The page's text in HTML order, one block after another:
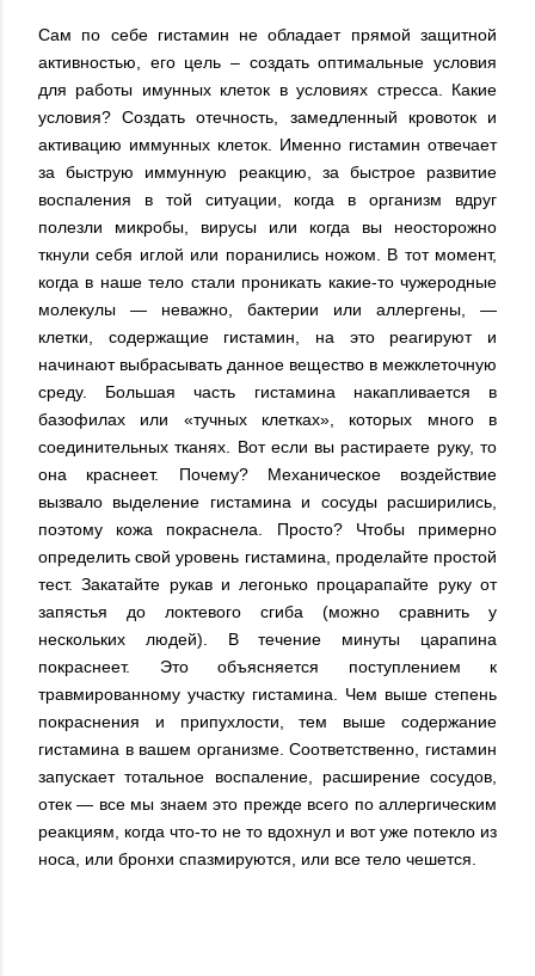
Сам по себе гистамин не обладает прямой защитной
активностью, его цель – создать оптимальные условия
для работы имунных клеток в условиях стресса. Какие
условия? Создать отечность, замедленный кровоток и
активацию иммунных клеток. Именно гистамин отвечает
за быструю иммунную реакцию, за быстрое развитие
воспаления в той ситуации, когда в организм вдруг
полезли микробы, вирусы или когда вы неосторожно
ткнули себя иглой или поранились ножом. В тот момент,
когда в наше тело стали проникать какие-то чужеродные
молекулы — неважно, бактерии или аллергены, —
клетки, содержащие гистамин, на это реагируют и
начинают выбрасывать данное вещество в межклеточную
среду. Большая часть гистамина накапливается в
базофилах или «тучных клетках», которых много в
соединительных тканях. Вот если вы растираете руку, то
она краснеет. Почему? Механическое воздействие
вызвало выделение гистамина и сосуды расширились,
поэтому кожа покраснела. Просто? Чтобы примерно
определить свой уровень гистамина, проделайте простой
тест. Закатайте рукав и легонько процарапайте руку от
запястья до локтевого сгиба (можно сравнить у
нескольких людей). В течение минуты царапина
покраснеет. Это объясняется поступлением к
травмированному участку гистамина. Чем выше степень
покраснения и припухлости, тем выше содержание
гистамина в вашем организме. Соответственно, гистамин
запускает тотальное воспаление, расширение сосудов,
отек — все мы знаем это прежде всего по аллергическим
реакциям, когда что-то не то вдохнул и вот уже потекло из
носа, или бронхи спазмируются, или все тело чешется.